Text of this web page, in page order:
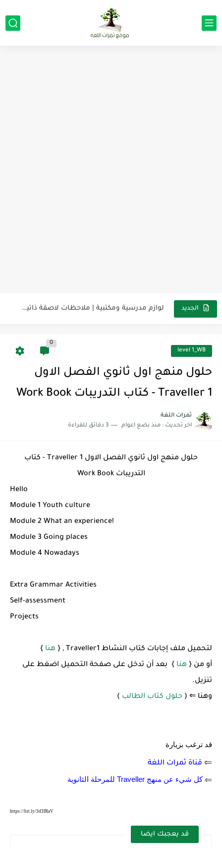
الجديد لوازم مدرسية ومكتبية | ملاحظات لاصقة ذاتية على شكل قلب...
أهمية تعلم قواعد اللغة الإنجليزية | مكونات الجملة في اللغة...
level 1_WB
0
حلول منهج اول ثانوي الفصل الاول
Traveller 1 - كتاب التدريبات Work Book
ثمرات اللغة
اخر تحديث : منذ بضع اعوام 3 دقائق للقراءة
حلول منهج اول ثانوي الفصل الاول Traveller 1 - كتاب
التدريبات Work Book
Hello
Module 1 Youth culture
Module 2 What an experience!
Module 3 Going places
Module 4 Nowadays
Extra Grammar Activities
Self-assessment
Projects
لتحميل ملف إجابات كتاب النشاط Traveller1 , { هنا }
أو من { هنا } بعد أن تدخل على صفحة التحميل اضغط على
تنزيل.
وهنا ⇐ ( حلول كتاب الطالب )
قد ترغب بزيارة
⇐ قناة ثمرات اللغة
⇐كل شيء عن منهج Traveller للمرحلة الثانوية
https://bit.ly/3d3fRaV
قد يعجبك ايضا